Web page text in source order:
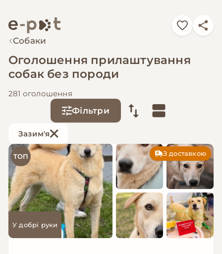
Собаки
Оголошення прилаштування
собак без породи
281 оголошення
Фільтри
Зазим'я
ТОП З доставкою
У добрі руки